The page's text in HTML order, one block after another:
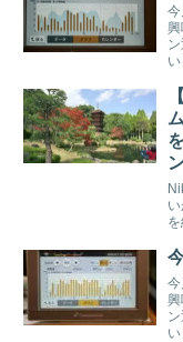
興
い
興
い